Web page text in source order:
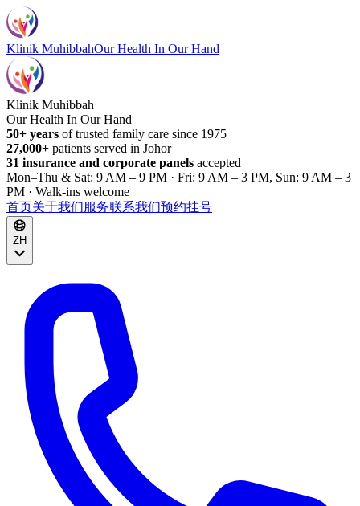
Klinik MuhibbahOur Health In Our Hand
Klinik Muhibbah
Our Health In Our Hand
50+ years of trusted family care since 1975
27,000+ patients served in Johor
31 insurance and corporate panels accepted
Mon–Thu & Sat: 9 AM – 9 PM · Fri: 9 AM – 3 PM, Sun: 9 AM – 3
PM · Walk-ins welcome
首页关于我们服务联系我们预约挂号
ZH